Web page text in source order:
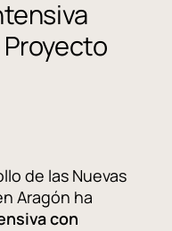
de las Nuevas
Aragón ha
con